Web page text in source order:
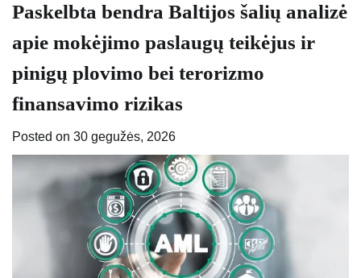
Paskelbta bendra Baltijos šalių analizė
apie mokėjimo paslaugų teikėjus ir
pinigų plovimo bei terorizmo
finansavimo rizikas
Posted on 30 gegužės, 2026